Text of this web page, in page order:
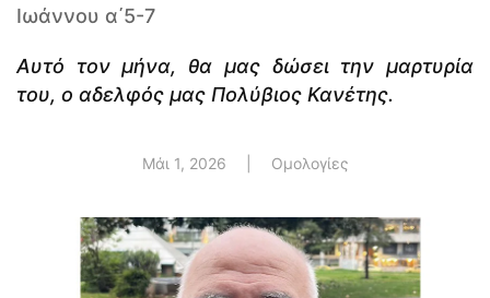
Ιωάννου α΄5-7
Αυτό τον μήνα, θα μας δώσει την μαρτυρία
του, ο αδελφός μας Πολύβιος Κανέτης.
Μάι 1, 2026 Ομολογίες